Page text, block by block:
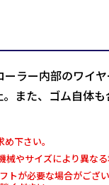
ラー内部のワイ
また、ゴム自体
下さい。
やサイズにより異な
トが必要な場合がご